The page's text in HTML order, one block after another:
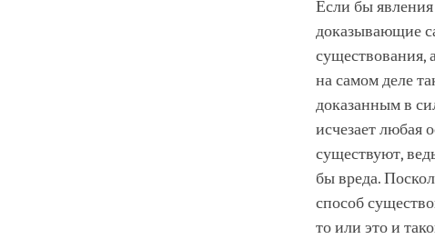
Если бы
доказывающие
существования,
на самом деле
доказанным в
исчезает любая
существуют,
бы вреда.
способ
то или это и